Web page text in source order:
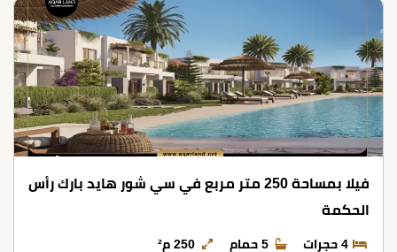
فيلا بمساحة 250 متر مربع في سي شور هايد بارك رأس
الحكمة
4 حجرات 5 حمام 250 م²